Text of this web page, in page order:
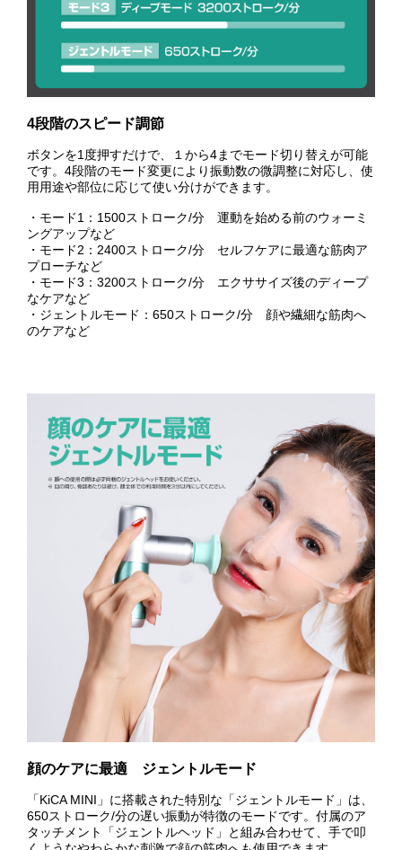
4段階のスピード調節
ボタンを1度押すだけで、１から4までモード切り替えが可能
です。4段階のモード変更により振動数の微調整に対応し、使
用用途や部位に応じて使い分けができます。
・モード1：1500ストローク/分 運動を始める前のウォーミ
ングアップなど
・モード2：2400ストローク/分 セルフケアに最適な筋肉ア
プローチなど
・モード3：3200ストローク/分 エクササイズ後のディープ
なケアなど
・ジェントルモード：650ストローク/分 顔や繊細な筋肉へ
のケアなど
顔のケアに最適 ジェントルモード
「KiCA MINI」に搭載された特別な「ジェントルモード」は、
650ストローク/分の遅い振動が特徴のモードです。付属のア
タッチメント「ジェントルヘッド」と組み合わせて、手で叩